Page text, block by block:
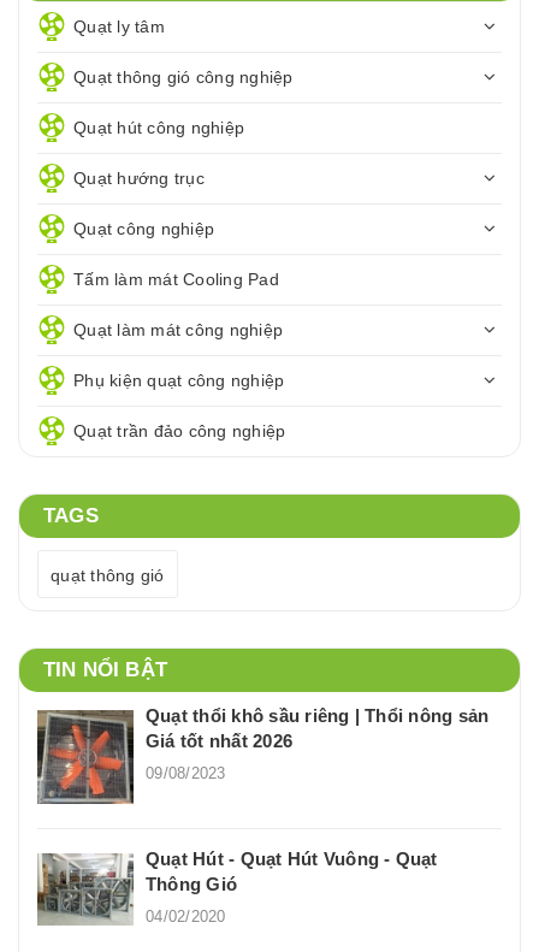
Quạt ly tâm
Quạt thông gió công nghiệp
Quạt hút công nghiệp
Quạt hướng trục
Quạt công nghiệp
Tấm làm mát Cooling Pad
Quạt làm mát công nghiệp
Phụ kiện quạt công nghiệp
Quạt trần đảo công nghiệp
TAGS
quạt thông gió
TIN NỔI BẬT
Quạt thổi khô sầu riêng | Thổi nông sản
Giá tốt nhất 2026
09/08/2023
Quạt Hút - Quạt Hút Vuông - Quạt
Thông Gió
04/02/2020